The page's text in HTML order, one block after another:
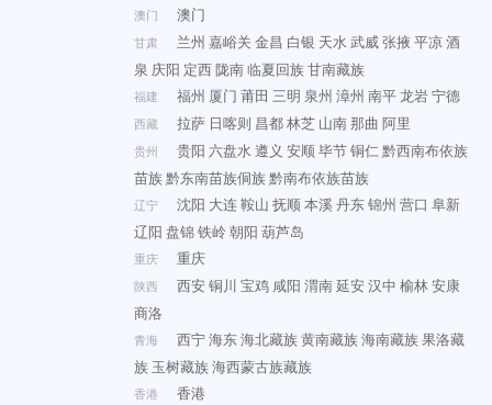
澳门 澳门
甘肃 兰州 嘉峪关 金昌 白银 天水武威张掖平凉酒
泉 庆阳 定西陇南临夏回族甘南藏族
福建 福州 厦门 莆田 三明 泉州 漳州 南平龙岩宁德
西藏 拉萨 日喀则 昌都林芝 山南那曲 阿里
贵州 贵阳 六盘水遵义 安顺毕节铜仁黔西南布依族
苗族黔东南苗族侗族黔南布依族苗族
辽宁 沈阳 大连鞍山 抚顺本溪丹东锦州 营口 阜新
辽阳 盘锦铁岭朝阳 葫芦岛
重庆 重庆
陕西 西安铜川 宝鸡 咸阳 渭南延安汉中 榆林安康
商洛
青海 西宁海东海北藏族黄南藏族海南藏族果洛藏
族 玉树藏族海西蒙古族藏族
香港 香港